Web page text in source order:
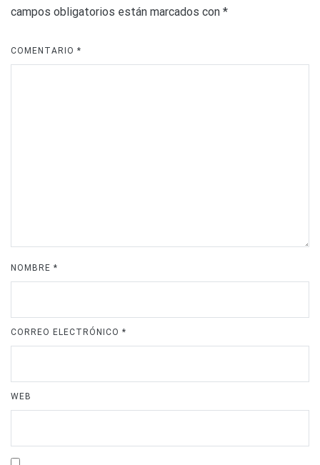
campos obligatorios están marcados con *
COMENTARIO *
NOMBRE *
CORREO ELECTRÓNICO *
WEB